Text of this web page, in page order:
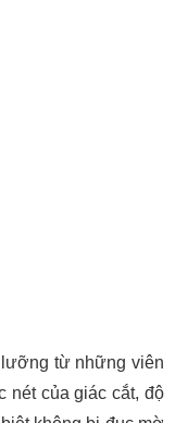
từ những viên
nét của giác cắt, độ